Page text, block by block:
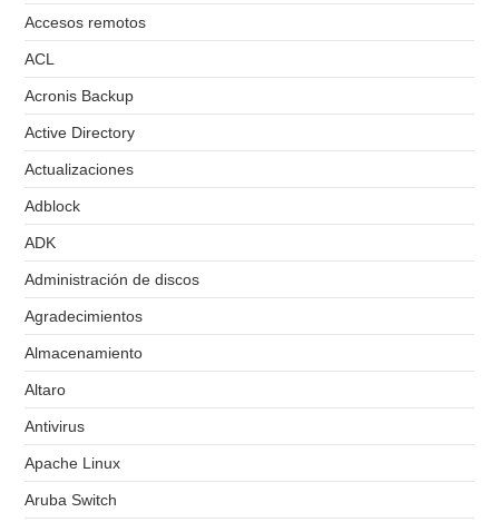
Accesos remotos
ACL
Acronis Backup
Active Directory
Actualizaciones
Adblock
ADK
Administración de discos
Agradecimientos
Almacenamiento
Altaro
Antivirus
Apache Linux
Aruba Switch